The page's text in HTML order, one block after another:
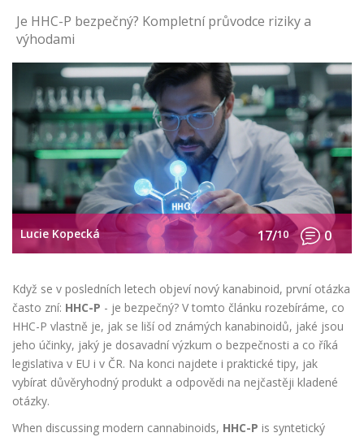
Je HHC-P bezpečný? Kompletní průvodce riziky a
výhodami
Lucie Kopecká 17/10 0
Když se v posledních letech objeví nový kanabinoid, první otázka
často zní: HHC-P - je bezpečný? V tomto článku rozebíráme, co
HHC-P vlastně je, jak se liší od známých kanabinoidů, jaké jsou
jeho účinky, jaký je dosavadní výzkum o bezpečnosti a co říká
legislativa v EU i v ČR. Na konci najdete i praktické tipy, jak
vybírat důvěryhodný produkt a odpovědi na nejčastěji kladené
otázky.
When discussing modern cannabinoids, HHC-P is syntetický